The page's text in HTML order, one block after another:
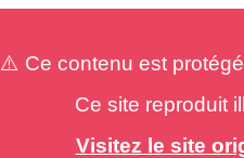
⚠️ Ce contenu est
Ce site reproduit
Visitez le site